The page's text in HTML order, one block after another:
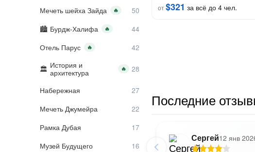
от$321 за всё до 4 чел.
Последние
Сергей12 янв
Мечеть шейха Зайда 🔥
Бурдж-Халифа 🔥
Отель Парус 🔥
История и
архитектура
🔥
Набережная
Мечеть Джумейра
Рамка Дубая
Музей Будущего